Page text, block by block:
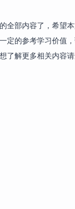
全部内容了，希望
定的参考学习价值
了解更多相关内容